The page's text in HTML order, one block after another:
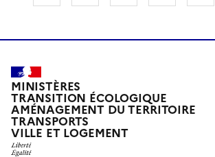
MINISTÈRES
TRANSITION ÉCOLOGIQUE
AMÉNAGEMENT DU TERRITOIRE
TRANSPORTS
VILLE ET LOGEMENT